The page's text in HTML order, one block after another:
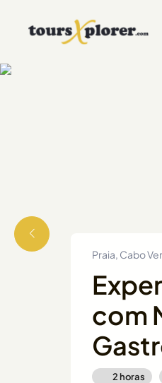
Praia, Cabo
com
2 horas